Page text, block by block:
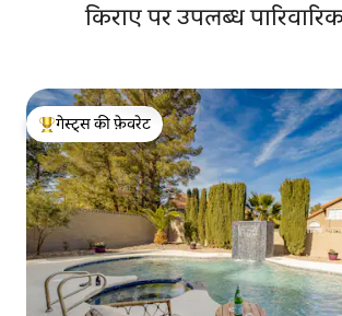
किराए पर उपलब्ध
गेस्ट्स का टॉप फ़ेवरेट
गेस्ट्स की फ़ेवरेट